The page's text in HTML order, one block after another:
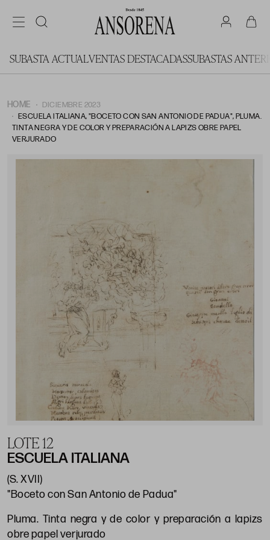
SUBASTA ACTUALVENTAS DESTACADASSUBASTAS
HOME
DICIEMBRE 2023
ESCUELA ITALIANA, "BOCETO CON SAN ANTONIO DE PADUA", PLUMA.
TINTA NEGRA Y DE COLOR Y PREPARACIÓN A LAPIZS OBRE PAPEL
VERJURADO
LOTE 12
ESCUELA ITALIANA
(S. XVII)
"Boceto con San Antonio de Padua"
Pluma. Tinta negra y de color y preparación a lapizs
obre papel verjurado